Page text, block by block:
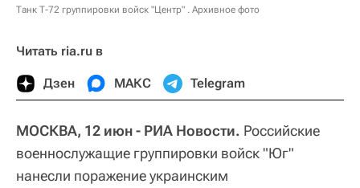
Танк Т-72 группировки войск "Центр" . Архивное фото
Читать ria.ru в
Дзен МАКС Telegram
МОСКВА, 12 июн - РИА Новости. Российские
военнослужащие группировки войск "Юг"
нанесли поражение украинским